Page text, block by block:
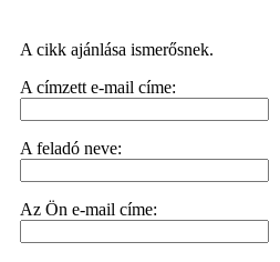
A cikk ajánlása ismerősnek.
A címzett e-mail címe:
A feladó neve:
Az Ön e-mail címe: